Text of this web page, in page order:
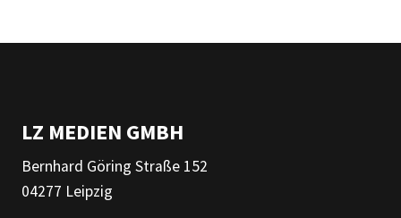
LZ MEDIEN GMBH
Bernhard Göring Straße 152
04277 Leipzig